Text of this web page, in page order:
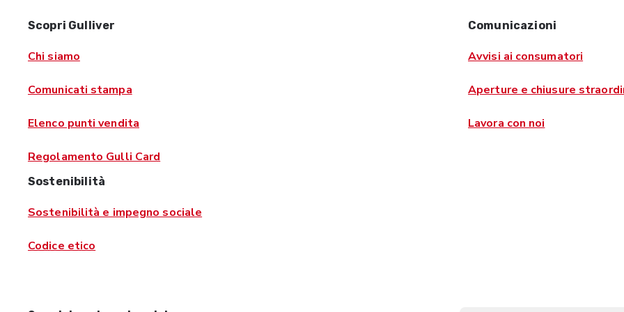
Scopri Gulliver
Chi siamo
Comunicati stampa
Elenco punti vendita
Regolamento Gulli Card
Comunicazioni
Avvisi ai consumatori
Aperture e chiusure
Lavora con noi
Sostenibilità
Sostenibilità e impegno sociale
Codice etico